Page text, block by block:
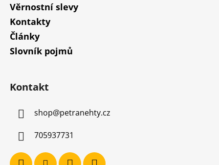
Věrnostní slevy
Kontakty
Články
Slovník pojmů
Kontakt
shop@petranehty.cz
705937731